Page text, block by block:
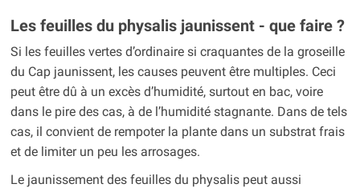
Les feuilles du physalis jaunissent - que faire ?
Si les feuilles vertes d’ordinaire si craquantes de la groseille
du Cap jaunissent, les causes peuvent être multiples. Ceci
peut être dû à un excès d’humidité, surtout en bac, voire
dans le pire des cas, à de l’humidité stagnante. Dans de tels
cas, il convient de rempoter la plante dans un substrat frais
et de limiter un peu les arrosages.
Le jaunissement des feuilles du physalis peut aussi